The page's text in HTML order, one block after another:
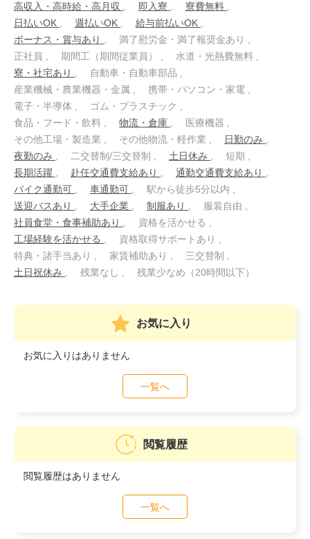
高収入・高時給・高月収
即入寮
寮費無料
日払いOK
週払いOK
給与前払いOK
ボーナス・賞与あり
満了慰労金・満了報奨金あり
正社員
期間工（期間従業員）
水道・光熱費無料
寮・社宅あり
自動車・自動車部品
産業機械・農業機器・金属
携帯・パソコン・家電
電子・半導体
ゴム・プラスチック
食品・フード・飲料
物流・倉庫
医療機器
その他工場・製造業
その他物流・軽作業
日勤のみ
夜勤のみ
二交替制/三交替制 土日休み
短期
長期活躍
赴任交通費支給あり
通勤交通費支給あり
バイク通勤可
車通勤可
駅から徒歩5分以内
送迎バスあり
大手企業 制服あり
服装自由
社員食堂・食事補助あり
資格を活かせる
工場経験を活かせる
資格取得サポートあり
特典・諸手当あり
家賃補助あり
三交替制
土日祝休み
残業なし 残業少なめ（20時間以下）
お気に入り
お気に入りはありません
一覧へ
閲覧履歴
閲覧履歴はありません
一覧へ